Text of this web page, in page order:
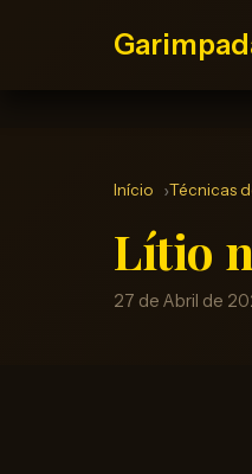
Início Técnicas
Lítio
27 de Abril de